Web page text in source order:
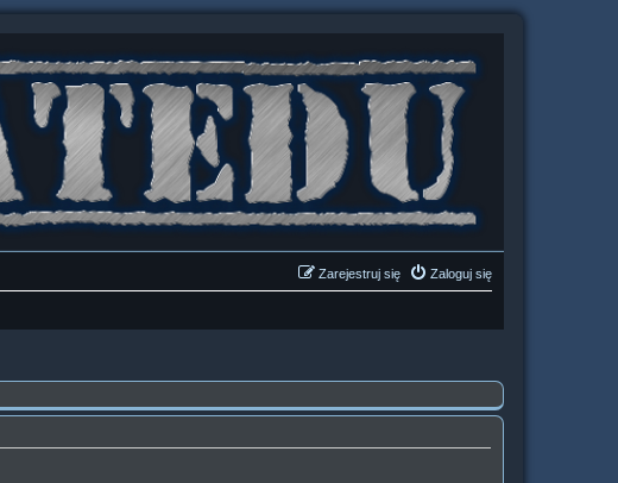
Zaloguj się
Zarejestruj się